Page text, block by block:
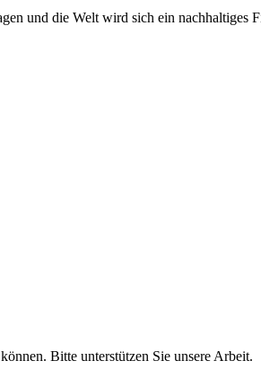
und die Welt wird sich ein nachhaltiges
Bitte unterstützen Sie unsere Arbeit.